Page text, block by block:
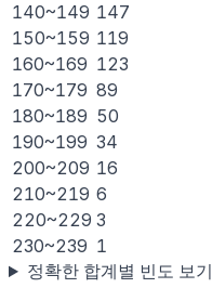
140~149 147
150~159 119
160~169 123
170~179 89
180~189 50
190~199 34
200~209 16
210~219 6
220~229 3
230~239 1
정확한 합계별 빈도 보기